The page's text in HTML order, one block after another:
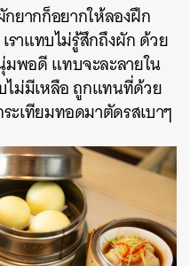
ยากก็อยากให้ลองฝึก
ราแทบไม่รู้สึกถึงผัก ด้วย
พอดี แทบจะละลายใน
ม่มีเหลือ ถูกแทนที่ด้วย
เทียมทอดมาตัดรสเบาๆ